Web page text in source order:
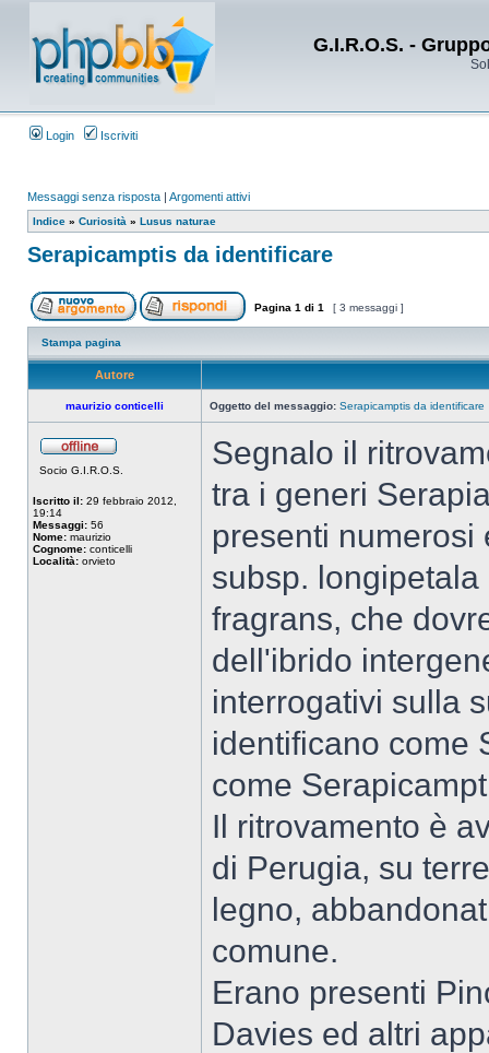
G.I.R.O.S. -
Login Iscriviti
Messaggi senza risposta | Argomenti attivi
Indice » Curiosità » Lusus naturae
Serapicamptis da identificare
Pagina 1 di 1 [ 3 messaggi ]
Stampa pagina
Autore
maurizio conticelli Oggetto del messaggio: Serapicamptis da identificare
Socio G.I.R.O.S.
Iscritto il: 29 febbraio 2012,
19:14
Messaggi: 56
Nome: maurizio
Cognome: conticelli
Località: orvieto
Segnalo il
tra i generi
presenti numerosi
subsp.
fragrans, che
dell'ibrido
interrogativi sulla
identificano come
come
Il ritrovamento è
di Perugia, su
legno,
comune.
Erano presenti
Davies ed altri